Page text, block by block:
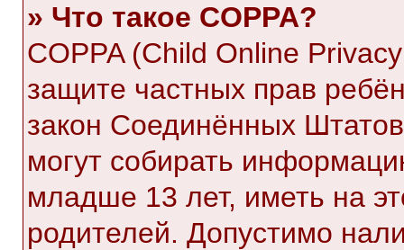
» Что такое COPPA?
COPPA (Child Online
защите частных прав
закон Соединённых
могут собирать
младше 13 лет, иметь на
родителей. Допустимо